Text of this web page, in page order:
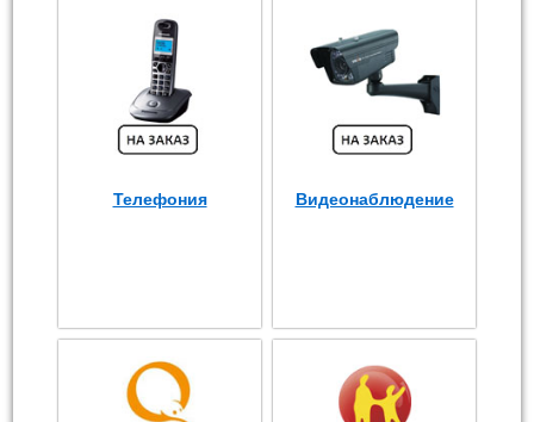
Телефония Видеонаблюдение